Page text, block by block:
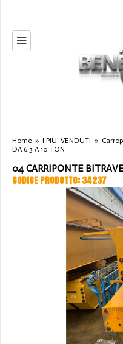
Home » I PIU' VENDUTI »
DA 6.3 A 10 TON
04 CARRIPONTE
CODICE PRODOTTO: 34237